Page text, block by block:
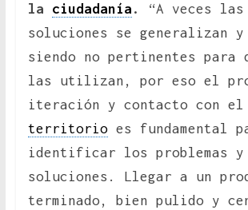
la ciudadanía .
“A veces las
soluciones se generalizan y
siendo no pertinentes para
las utilizan, por eso el
iteración y contacto con el
territorioes fundamental
identificar los problemas y
soluciones. Llegar a un
terminado, bien pulido y